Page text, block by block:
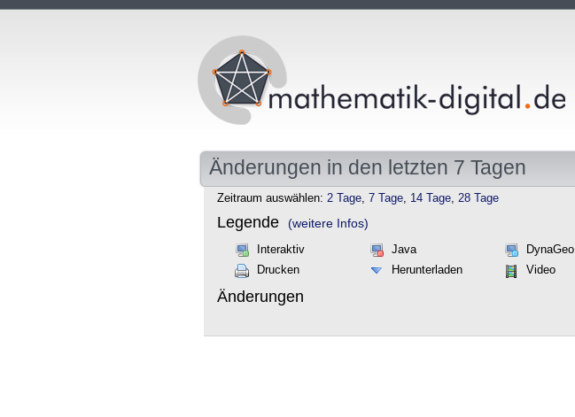
Änderungen in den letzten 7 Tagen
Zeitraum auswählen: 2 Tage, 7 Tage, 14 Tage, 28 Tage
Legende (weitere Infos)
Interaktiv Java DynaGeo
Drucken
Herunterladen Video
Änderungen